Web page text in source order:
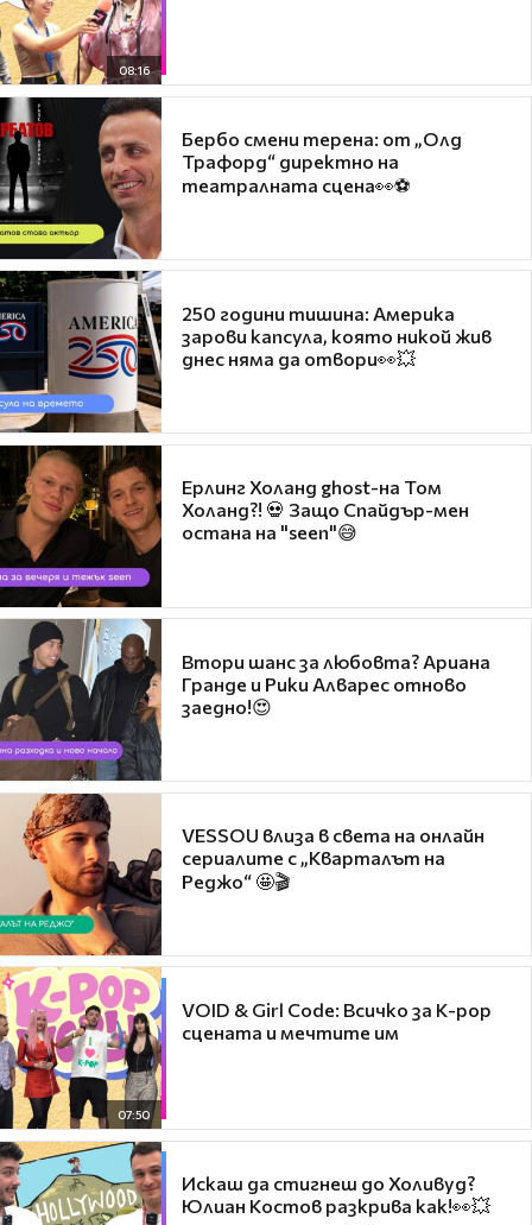
08:16
Бербо смени терена: от „Олд
Трафорд“ директно на
театралната сцена👀⚽
250 години тишина: Америка
зарови капсула, която никой жив
днес няма да отвори👀💥
Ерлинг Холанд ghost-на Том
Холанд?! 💀 Защо Спайдър-мен
остана на "seen"😅
Втори шанс за любовта? Ариана
Гранде и Рики Алварес отново
заедно!😍
VESSOU влиза в света на онлайн
сериалите с „Кварталът на
Реджо“ 🤩🎬
07:50
VOID & Girl Code: Всичко за K-pop
сцената и мечтите им
Искаш да стигнеш до Холивуд?
Юлиан Костов разкрива как!👀💥